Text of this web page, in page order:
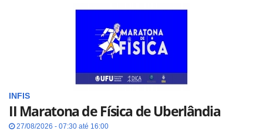
INFIS
II Maratona de Física de Uberlândia
27/08/2026 - 07:30 até 16:00